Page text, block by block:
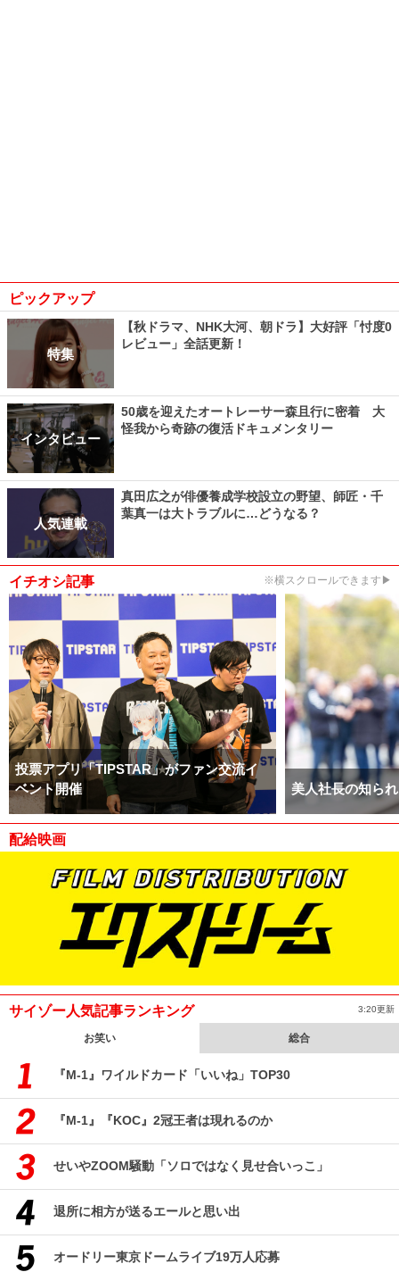
ピックアップ
特集
【秋ドラマ、NHK大河、朝ドラ】大好評「忖度0
レビュー」全話更新！
インタビュー
50歳を迎えたオートレーサー森且行に密着 大
怪我から奇跡の復活ドキュメンタリー
人気連載
真田広之が俳優養成学校設立の野望、師匠・千
葉真一は大トラブルに…どうなる？
イチオシ記事 ※横スクロールできます▶
投票アプリ「TIPSTAR」がファン交流イ
ベント開催
美人社長の知ら
配給映画
サイゾー人気記事ランキング 3:20更新
お笑い 総合
『M-1』ワイルドカード「いいね」TOP30
『M-1』『KOC』2冠王者は現れるのか
せいやZOOM騒動「ソロではなく見せ合いっこ」
退所に相方が送るエールと思い出
オードリー東京ドームライブ19万人応募